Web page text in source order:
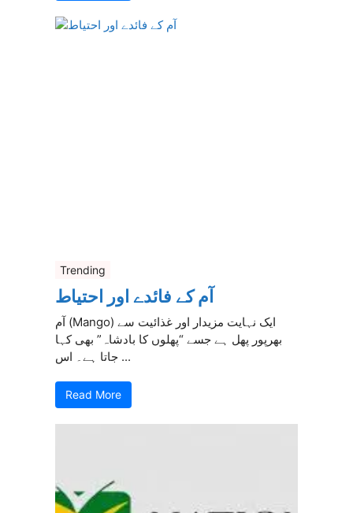
Trending
آم کے فائدے اور احتیاط
آم (Mango) ایک نہایت مزیدار اور غذائیت سے
بھرپور پھل ہے جسے “پھلوں کا بادشاہ” بھی کہا
جاتا ہے۔ اس ...
Read More